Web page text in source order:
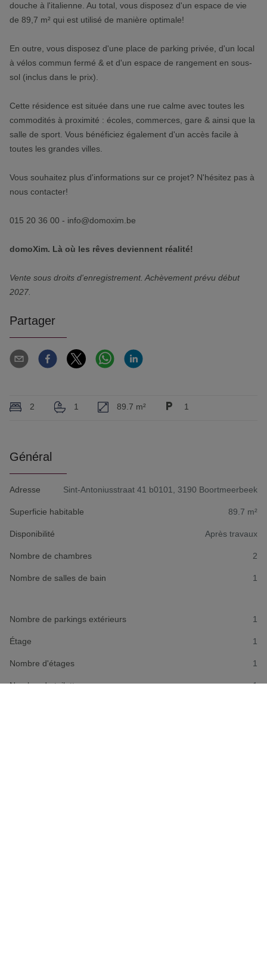
douche à l'italienne. Au total, vous disposez d'un espace de vie
de 89,7 m² qui est utilisé de manière optimale!
En outre, vous disposez d'une place de parking privée, d'un local
à vélos commun fermé & et d'un espace de rangement en sous-
sol (inclus dans le prix).
Cette résidence est située dans une rue calme avec toutes les
commodités à proximité : écoles, commerces, gare & ainsi que la
salle de sport. Vous bénéficiez également d'un accès facile à
toutes les grandes villes.
Vous souhaitez plus d'informations sur ce projet? N'hésitez pas à
nous contacter!
015 20 36 00 - info@domoxim.be
domoXim. Là où les rêves deviennent réalité!
Vente sous droits d'enregistrement. Achèvement prévu début
2027.
Partager
2 1 89.7 m² 1
Général
Adresse Sint-Antoniusstraat 41 b0101, 3190 Boortmeerbeek
Superficie habitable 89.7 m²
Disponibilité Après travaux
Nombre de chambres 2
Nombre de salles de bain 1
Nombre de parkings extérieurs 1
Étage 1
Nombre d'étages 1
Nombre de toilettes 1